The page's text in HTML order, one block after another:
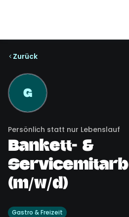
Zurück
G
Persönlich statt nur Lebenslauf
Bankett- &
(m/w/d)
Gastro & Freizeit